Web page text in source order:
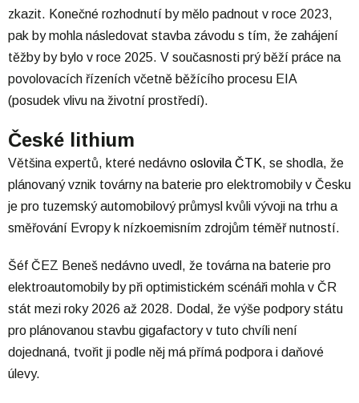
zkazit. Konečné rozhodnutí by mělo padnout v roce 2023,
pak by mohla následovat stavba závodu s tím, že zahájení
těžby by bylo v roce 2025. V současnosti prý běží práce na
povolovacích řízeních včetně běžícího procesu EIA
(posudek vlivu na životní prostředí).
České lithium
Většina expertů, které nedávno oslovila ČTK, se shodla, že
plánovaný vznik továrny na baterie pro elektromobily v Česku
je pro tuzemský automobilový průmysl kvůli vývoji na trhu a
směřování Evropy k nízkoemisním zdrojům téměř nutností.
Šéf ČEZ Beneš nedávno uvedl, že továrna na baterie pro
elektroautomobily by při optimistickém scénáři mohla v ČR
stát mezi roky 2026 až 2028. Dodal, že výše podpory státu
pro plánovanou stavbu gigafactory v tuto chvíli není
dojednaná, tvořit ji podle něj má přímá podpora i daňové
úlevy.